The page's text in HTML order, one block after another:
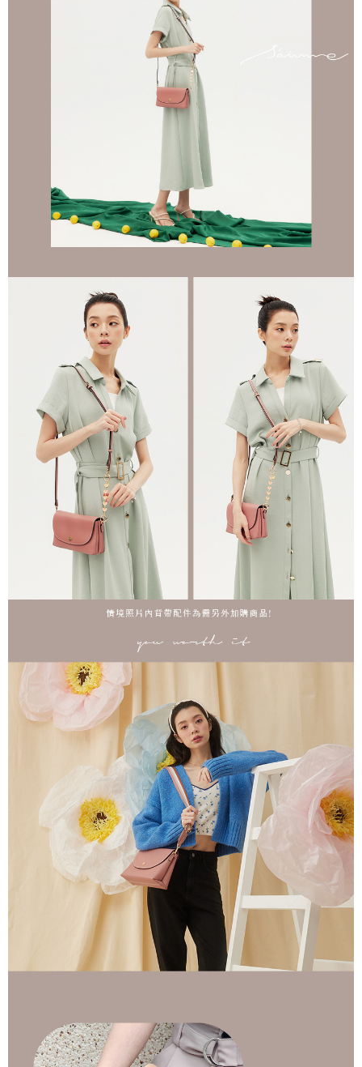
2.透過簡訊連結打開帳單後，可選擇「超商條碼／台灣大直營門市／銀行轉
帳／街口支付／iPASS MONEY」等通路繳費。
1.本服務係由「台灣大哥大股份有限公司」（以下簡稱本公司）所提供，讓
用戶於交易時，得透過本服務購買商品或服務，並由商店將買賣／分期付款
買賣價金債權讓與本公司後，依約使用本公司帳單繳交帳款。
2.基於同意付款使用「大哥付你分期」之契約關係目的，商店將以您的個人
資料（包含姓名、電話或地址）提供予台灣大哥大進項蒐集、處理及利用，
https://oppay.tw/userRule
每筆NT$80，滿NT$1,500(含以上)免運費
每筆NT$80，滿NT$1,500(含以上)免運費
每筆NT$80，滿NT$1,500(含以上)免運費
每筆NT$80，滿NT$1,500(含以上)免運費
宅配（無提供外島）
每筆NT$100，滿NT$1,500(含以上)免運費
每筆NT$100，滿NT$1,500(含以上)免運費
付款後門市自取
查看運費